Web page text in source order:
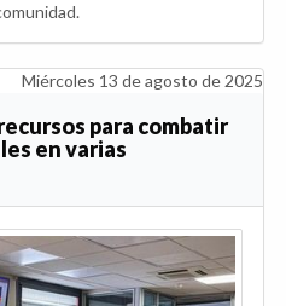
Miércoles 13 de agosto de 2025
para combatir
en varias